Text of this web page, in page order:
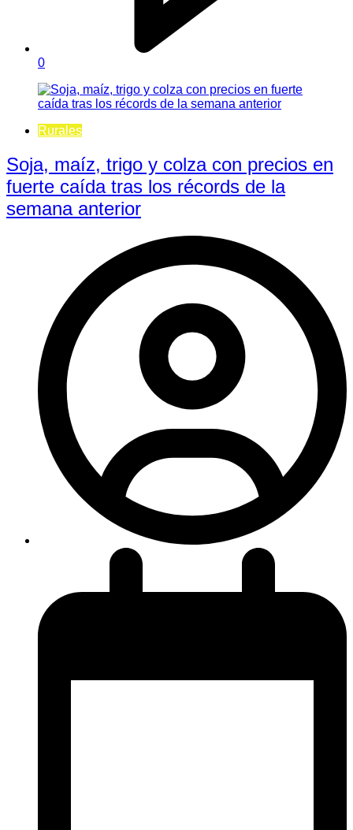
0
Rurales
Soja, maíz, trigo y colza con precios en
fuerte caída tras los récords de la
semana anterior